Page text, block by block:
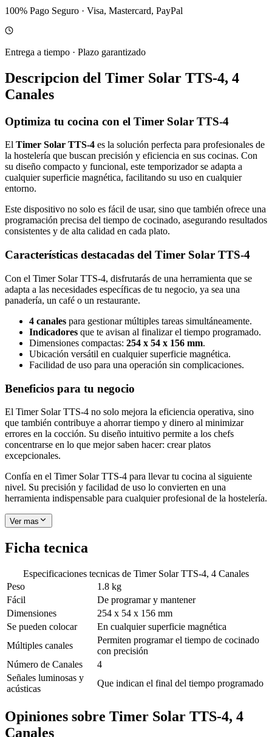
100% Pago Seguro · Visa, Mastercard, PayPal
Entrega a tiempo · Plazo garantizado
Descripcion del Timer Solar TTS-4, 4
Canales
Optimiza tu cocina con el Timer Solar TTS-4
El Timer Solar TTS-4 es la solución perfecta para profesionales de
la hostelería que buscan precisión y eficiencia en sus cocinas. Con
su diseño compacto y funcional, este temporizador se adapta a
cualquier superficie magnética, facilitando su uso en cualquier
entorno.
Este dispositivo no solo es fácil de usar, sino que también ofrece una
programación precisa del tiempo de cocinado, asegurando resultados
consistentes y de alta calidad en cada plato.
Características destacadas del Timer Solar TTS-4
Con el Timer Solar TTS-4, disfrutarás de una herramienta que se
adapta a las necesidades específicas de tu negocio, ya sea una
panadería, un café o un restaurante.
4 canales para gestionar múltiples tareas simultáneamente.
Indicadores que te avisan al finalizar el tiempo programado.
Dimensiones compactas: 254 x 54 x 156 mm.
Ubicación versátil en cualquier superficie magnética.
Facilidad de uso para una operación sin complicaciones.
Beneficios para tu negocio
El Timer Solar TTS-4 no solo mejora la eficiencia operativa, sino
que también contribuye a ahorrar tiempo y dinero al minimizar
errores en la cocción. Su diseño intuitivo permite a los chefs
concentrarse en lo que mejor saben hacer: crear platos
excepcionales.
Confía en el Timer Solar TTS-4 para llevar tu cocina al siguiente
nivel. Su precisión y facilidad de uso lo convierten en una
herramienta indispensable para cualquier profesional de la hostelería.
Ver mas
Ficha tecnica
Especificaciones tecnicas de Timer Solar TTS-4, 4 Canales
Peso
1.8 kg
Fácil
De programar y mantener
Dimensiones
254 x 54 x 156 mm
Se pueden colocar
En cualquier superficie magnética
Múltiples canales
Permiten programar el tiempo de cocinado
con precisión
Número de Canales
4
Señales luminosas y
acústicas
Que indican el final del tiempo programado
Opiniones sobre Timer Solar TTS-4, 4
Canales